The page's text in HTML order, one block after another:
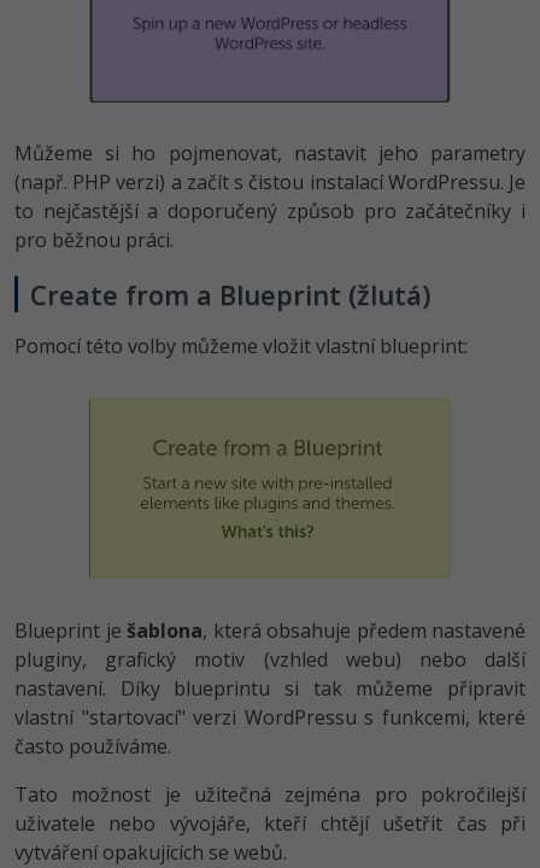
Můžeme si ho pojmenovat, nastavit jeho parametry
(např. PHP verzi) a začít s čistou instalací WordPressu. Je
to nejčastější a doporučený způsob pro začátečníky i
pro běžnou práci.
Create from a Blueprint (žlutá)
Pomocí této volby můžeme vložit vlastní blueprint:
Blueprint je šablona, která obsahuje předem nastavené
pluginy, grafický motiv (vzhled webu) nebo další
nastavení. Díky blueprintu si tak můžeme připravit
vlastní "startovací" verzi WordPressu s funkcemi, které
často používáme.
Tato možnost je užitečná zejména pro pokročilejší
uživatele nebo vývojáře, kteří chtějí ušetřit čas při
vytváření opakujících se webů.